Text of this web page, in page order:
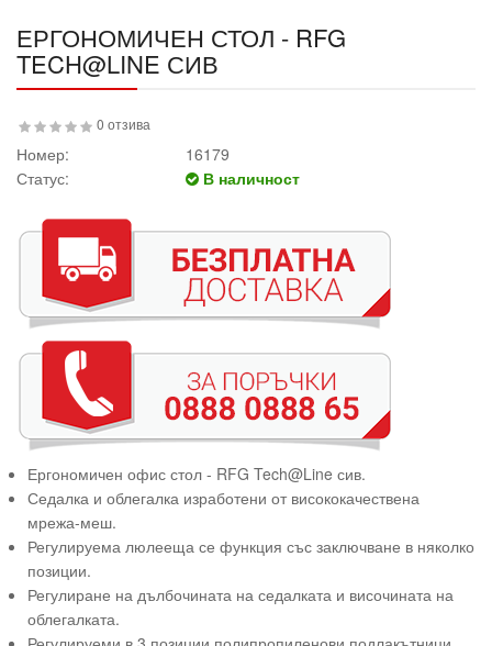
ЕРГОНОМИЧЕН СТОЛ - RFG
TECH@LINE СИВ
0 отзива
Номер:
16179
Статус:
В наличност
Ергономичен офис стол - RFG Tech@Line сив.
Седалка и облегалка изработени от висококачествена
мрежа-меш.
Регулируема люлееща се функция със заключване в няколко
позиции.
Регулиране на дълбочината на седалката и височината на
облегалката.